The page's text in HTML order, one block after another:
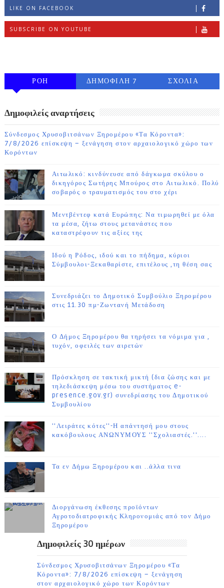
LIKE ON FACEBOOK
SUBSCRIBE ON YOUTUBE
ΡΟΗ
ΔΗΜΟΦΙΛΗ 7
ΣΧΟΛΙΑ
Δημοφιλείς αναρτήσεις
Σύνδεσμος Χρυσοβιτσάνων Ξηρομέρου «Τα Κόροντα»:
7/8/2026 επίσκεψη – ξενάγηση στον αρχαιολογικό χώρο των
Κορόντων
Αιτωλικό: κινδύνευσε από δάγκωμα σκύλου ο
δικηγόρος Σωτήρης Μπούρος στο Αιτωλικό. Πολύ
σοβαρός ο τραυματισμός του στο χέρι
Μεντβέντεφ κατά Ευρώπης: Να τιμωρηθεί με όλα
τα μέσα, ζήτω στους μετανάστες που
καταστρέφουν τις αξίες της
Ιδού η Ρόδος, ιδού και το πήδημα, κύριοι
Σύμβουλοι-Ξεκαθαρίστε, επιτέλους ,τη θέση σας
Συνεδριάζει το Δημοτικό Συμβούλιο Ξηρομέρου
στις 11.30 πμ-Ζωντανή Μετάδοση
Ο Δήμος Ξηρομέρου θα τηρήσει τα νόμιμα για ,
τυχόν, οφειλές των αιρετών
Πρόσκληση σε τακτική μικτή (δια ζώσης και με
τηλεδιάσκεψη μέσω του συστήματος e-
presence.gov.gr) συνεδρίασης του Δημοτικού
Συμβουλίου
''Λειράτες κότες''-Η απάντησή μου στους
κακόβουλους ΑΝΩΝΥΜΟΥΣ ''Σχολιαστές.''....
Τα εν Δήμω Ξηρομέρου και ..άλλα τινα
Διοργάνωση έκθεσης προϊόντων
Αγροτοδιατροφικής Κληρονομιάς από τον Δήμο
Ξηρομέρου
Δημοφιλείς 30 ημέρων
Σύνδεσμος Χρυσοβιτσάνων Ξηρομέρου «Τα
Κόροντα»: 7/8/2026 επίσκεψη – ξενάγηση
στον αρχαιολογικό χώρο των Κορόντων